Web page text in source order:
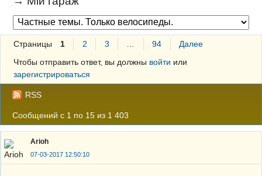
ГАЛЕРЕЯ
Правила
Поиск
Регистрация
Вход
Страницы 1 2 3 94
Далее
Чтобы отправить ответ, вы должны войти или
зарегистрироваться
RSS
Сообщений с 1 по 15 из 1 403
Arioh
07-03-2017 12:50:10